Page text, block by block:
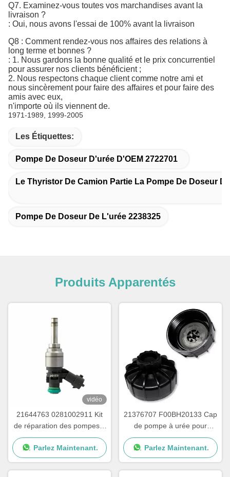
Q7. Examinez-vous toutes vos marchandises avant la
livraison ?
: Oui, nous avons l'essai de 100% avant la livraison
Q8 : Comment rendez-vous nos affaires des relations à
long terme et bonnes ?
: 1. Nous gardons la bonne qualité et le prix concurrentiel
pour assurer nos clients bénéficient ;
2. Nous respectons chaque client comme notre ami et
nous sincèrement pour faire des affaires et pour faire des
amis avec eux,
n'importe où ils viennent de.
1971-1989, 1999-2005
Les Étiquettes:
Pompe De Doseur D'urée D'OEM 2722701
Le Thyristor De Camion Partie La Pompe De Doseur
Pompe De Doseur De L'urée 2238325
Produits Apparentés
vidéo
21644763 0281002911 Kit
de réparation des pompes à
urée pour camions
Parlez Maintenant.
21376707 F00BH20133 Cap
de pompe à urée pour
pièces de pompes à adblue
Parlez Maintenant.